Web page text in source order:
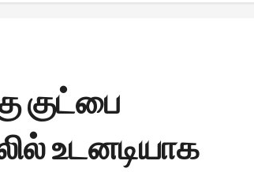
குட்பை
உடனடியாக